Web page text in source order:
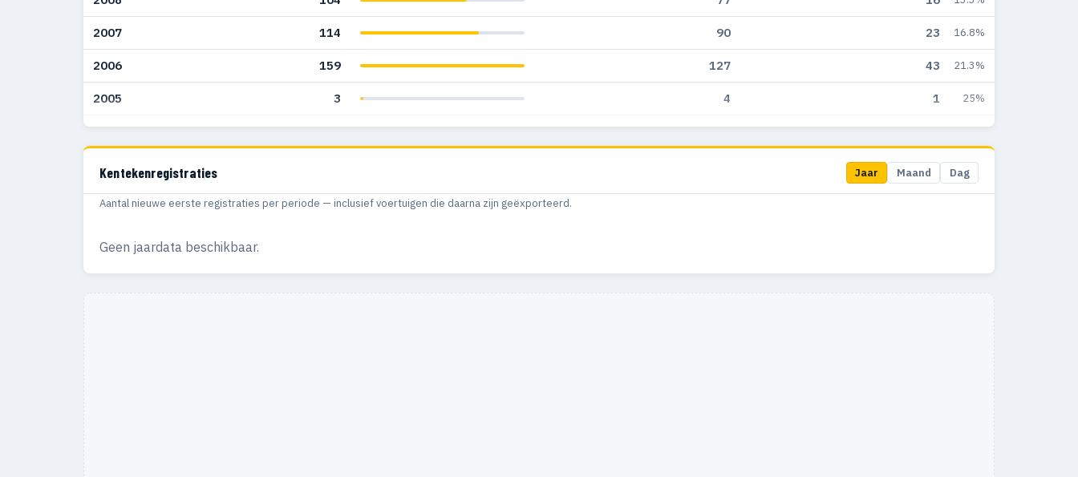
2007 114 90 23 16.8%
2006 159 127 43 21.3%
2005 3 4 1 25%
2000 1 1 0
Kentekenregistraties Jaar Maand Dag
Aantal nieuwe eerste registraties per periode — inclusief voertuigen die daarna zijn geëxporteerd.
Geen jaardata beschikbaar.